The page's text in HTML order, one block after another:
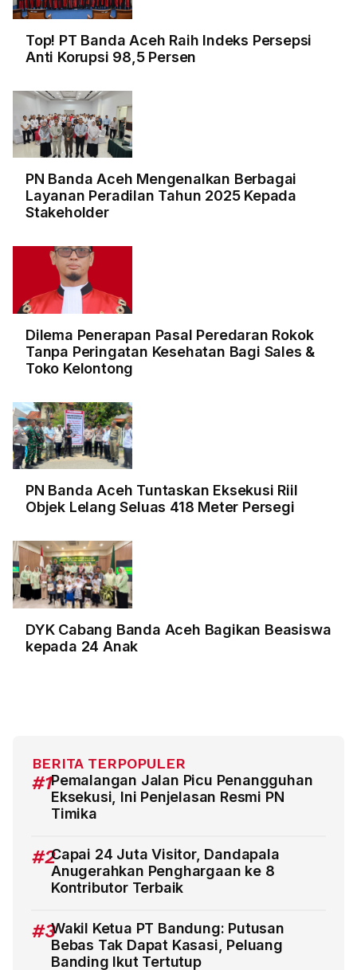
Top! PT Banda Aceh Raih Indeks Persepsi
Anti Korupsi 98,5 Persen
PN Banda Aceh Mengenalkan Berbagai
Layanan Peradilan Tahun 2025 Kepada
Stakeholder
Dilema Penerapan Pasal Peredaran Rokok
Tanpa Peringatan Kesehatan Bagi Sales &
Toko Kelontong
PN Banda Aceh Tuntaskan Eksekusi Riil
Objek Lelang Seluas 418 Meter Persegi
DYK Cabang Banda Aceh Bagikan Beasiswa
kepada 24 Anak
BERITA TERPOPULER
#1Pemalangan Jalan Picu Penangguhan
Eksekusi, Ini Penjelasan Resmi PN
Timika
#2Capai 24 Juta Visitor, Dandapala
Anugerahkan Penghargaan ke 8
Kontributor Terbaik
#3Wakil Ketua PT Bandung: Putusan
Bebas Tak Dapat Kasasi, Peluang
Banding Ikut Tertutup